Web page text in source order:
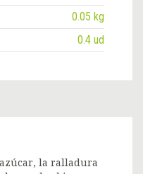
0.05 kg
0.4 ud
la ralladura